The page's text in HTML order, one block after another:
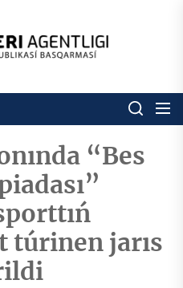
Respublikası
basqarması
isleri
“Bes
túrinen jarıs